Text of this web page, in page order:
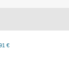
€